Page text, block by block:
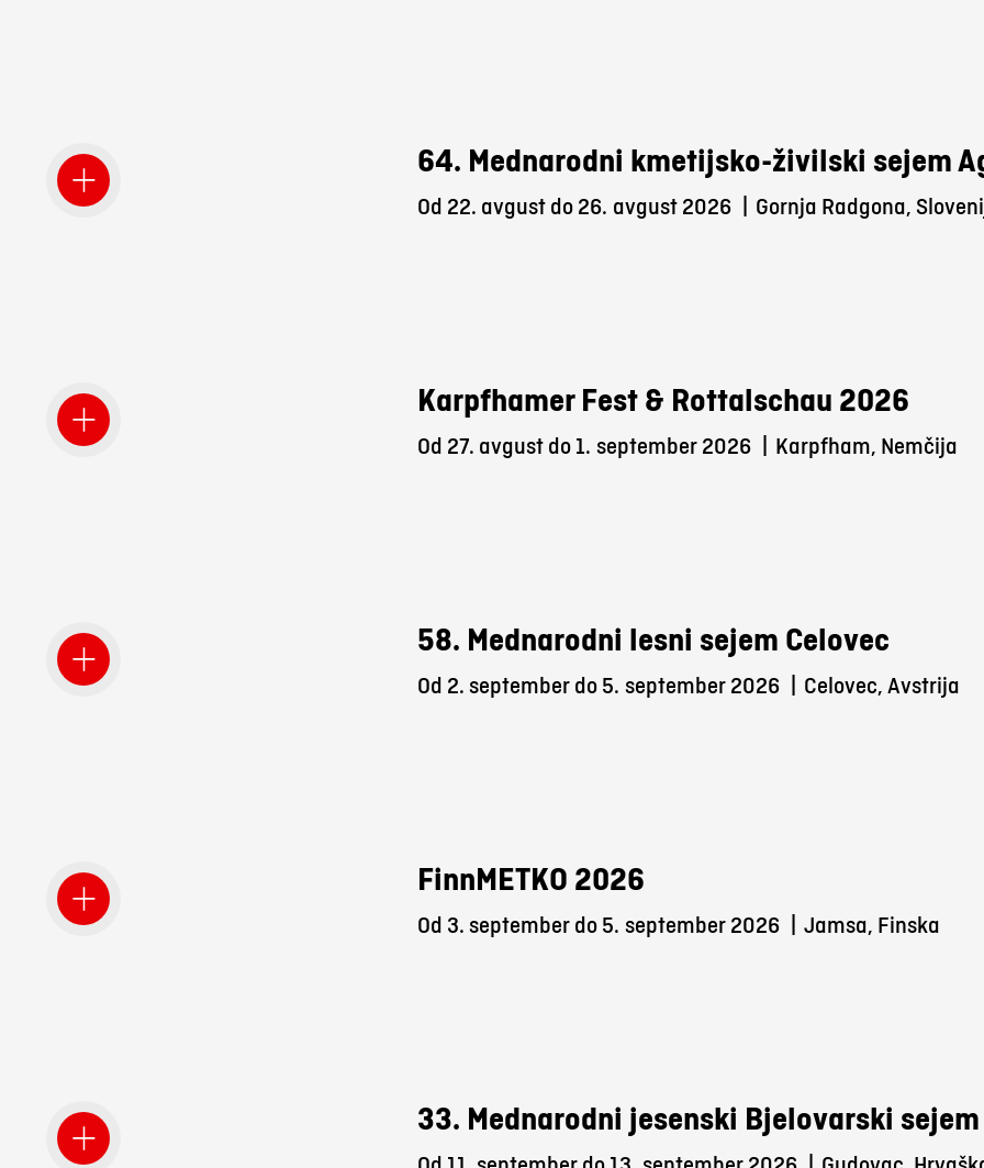
64. Mednarodni kmetijsko-živilski sejem
Od 22. avgust do 26. avgust 2026 Gornja Radgona,
Karpfhamer Fest & Rottalschau 2026
Od 27. avgust do 1. september 2026 Karpfham, Nemčija
58. Mednarodni lesni sejem Celovec
Od 2. september do 5. september 2026 Celovec, Avstrija
FinnMETKO 2026
Od 3. september do 5. september 2026 Jamsa, Finska
33. Mednarodni jesenski Bjelovarski sejem